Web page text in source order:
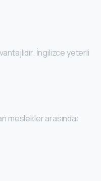
İngilizce yeterli
meslekler arasında: